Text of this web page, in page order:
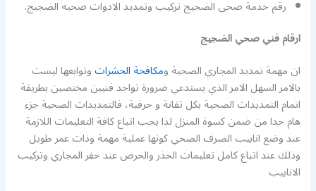
رقم خدمة صحى الضجيج تركيب وتمديد الادوات صحيه الضجيج.
ارقام فني صحي الضجيج
ان مهمة تمديد المجاري الصحية ومكافحة الحشراتوتوابعها ليست
بالامر السهل الامر الذي يستدعي ضرورة تواجد فنيين مختصين بطريقة
اتمام التمديدات الصحية بكل تقانة و حرفية، فالتمديدات الصحية جزء
هام جدا من ضمن كسوة المنزل لذا يجب اتباع كافة التعليمات اللازمة
عند وضع انابيب الصرف الصحي كونها عملية مهمة وذات عمر طويل
وذلك عند اتباع كامل تعليمات الحذر والحرص عند حفر المجاري وتركيب
الانابيب